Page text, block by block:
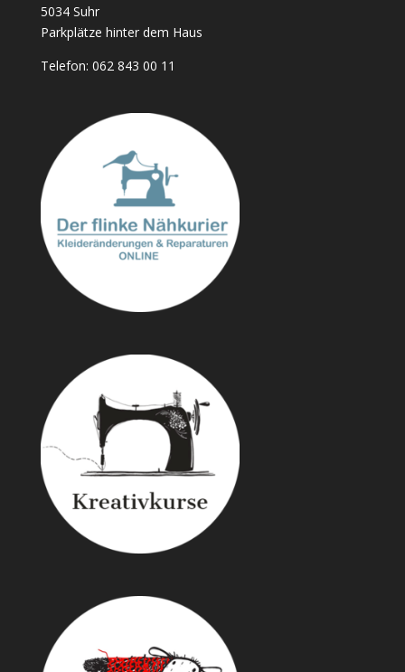
5034 Suhr
Parkplätze hinter dem Haus
Telefon: 062 843 00 11